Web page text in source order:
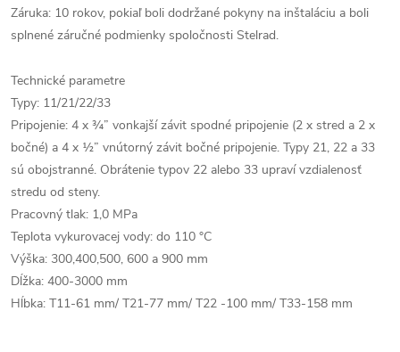
Záruka: 10 rokov, pokiaľ boli dodržané pokyny na inštaláciu a boli
splnené záručné podmienky spoločnosti Stelrad.
Technické parametre
Typy: 11/21/22/33
Pripojenie: 4 x ¾” vonkajší závit spodné pripojenie (2 x stred a 2 x
bočné) a 4 x ½” vnútorný závit bočné pripojenie. Typy 21, 22 a 33
sú obojstranné. Obrátenie typov 22 alebo 33 upraví vzdialenosť
stredu od steny.
Pracovný tlak: 1,0 MPa
Teplota vykurovacej vody: do 110 °C
Výška: 300,400,500, 600 a 900 mm
Dĺžka: 400-3000 mm
Hĺbka: T11-61 mm/ T21-77 mm/ T22 -100 mm/ T33-158 mm